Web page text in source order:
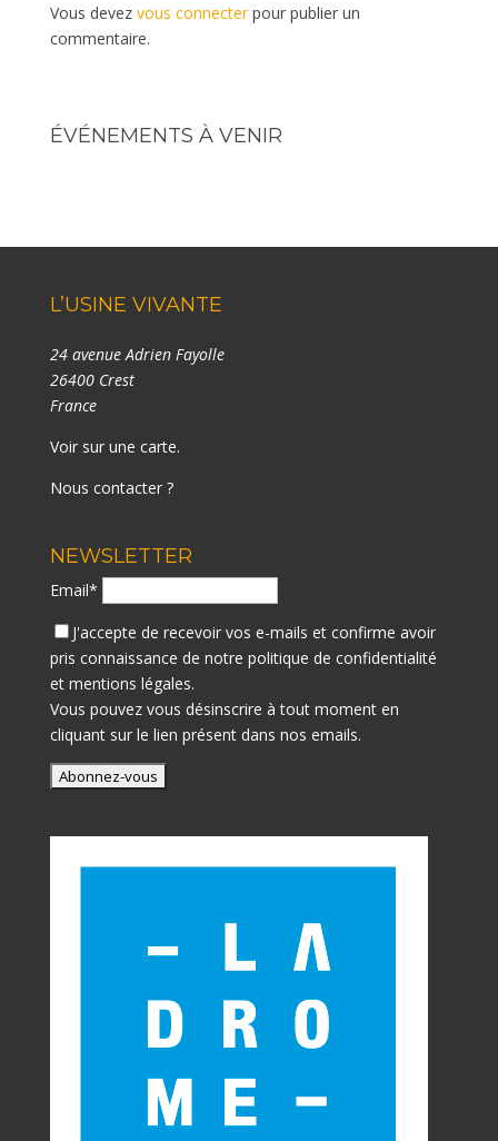
Vous devez vous connecterpour publier un
commentaire.
ÉVÉNEMENTS À VENIR
L’USINE VIVANTE
24 avenue Adrien Fayolle
26400 Crest
France
Voir sur une carte.
Nous contacter ?
NEWSLETTER
Email*
J'accepte de recevoir vos e-mails et confirme avoir
pris connaissance de notre politique de confidentialité
et mentions légales.
Vous pouvez vous désinscrire à tout moment en
cliquant sur le lien présent dans nos emails.